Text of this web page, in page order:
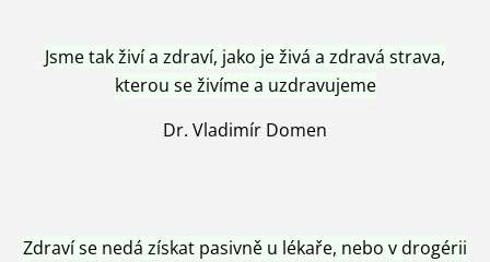
Jsme tak živí a zdraví, jako je živá a zdravá strava,
kterou se živíme a uzdravujeme
Dr. Vladimír Domen
Zdraví se nedá získat pasivně u lékaře, nebo v drogérii